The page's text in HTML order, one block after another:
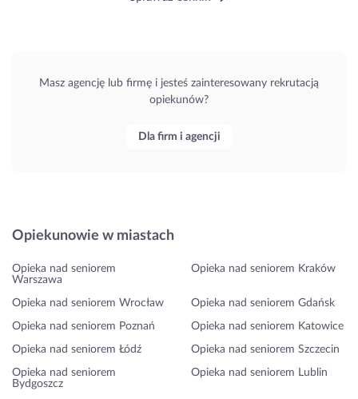
Masz agencję lub firmę i jesteś zainteresowany rekrutacją
opiekunów?
Dla firm i agencji
Opiekunowie w miastach
Opieka nad seniorem
Warszawa
Opieka nad seniorem Kraków
Opieka nad seniorem Wrocław Opieka nad seniorem Gdańsk
Opieka nad seniorem Poznań Opieka nad seniorem Katowice
Opieka nad seniorem Łódź Opieka nad seniorem Szczecin
Opieka nad seniorem
Bydgoszcz
Opieka nad seniorem Lublin